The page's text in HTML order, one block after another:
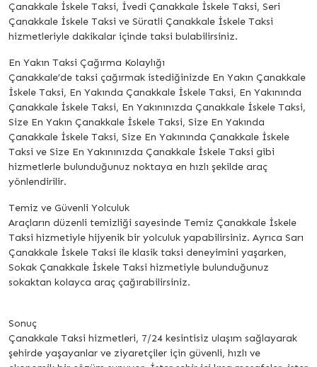
Çanakkale İskele Taksi, İvedi Çanakkale İskele Taksi, Seri
Çanakkale İskele Taksi ve Süratli Çanakkale İskele Taksi
hizmetleriyle dakikalar içinde taksi bulabilirsiniz.
En Yakın Taksi Çağırma Kolaylığı
Çanakkale’de taksi çağırmak istediğinizde En Yakın Çanakkale
İskele Taksi, En Yakında Çanakkale İskele Taksi, En Yakınında
Çanakkale İskele Taksi, En Yakınınızda Çanakkale İskele Taksi,
Size En Yakın Çanakkale İskele Taksi, Size En Yakında
Çanakkale İskele Taksi, Size En Yakınında Çanakkale İskele
Taksi ve Size En Yakınınızda Çanakkale İskele Taksi gibi
hizmetlerle bulunduğunuz noktaya en hızlı şekilde araç
yönlendirilir.
Temiz ve Güvenli Yolculuk
Araçların düzenli temizliği sayesinde Temiz Çanakkale İskele
Taksi hizmetiyle hijyenik bir yolculuk yapabilirsiniz. Ayrıca Sarı
Çanakkale İskele Taksi ile klasik taksi deneyimini yaşarken,
Sokak Çanakkale İskele Taksi hizmetiyle bulunduğunuz
sokaktan kolayca araç çağırabilirsiniz.
Sonuç
Çanakkale Taksi hizmetleri, 7/24 kesintisiz ulaşım sağlayarak
şehirde yaşayanlar ve ziyaretçiler için güvenli, hızlı ve